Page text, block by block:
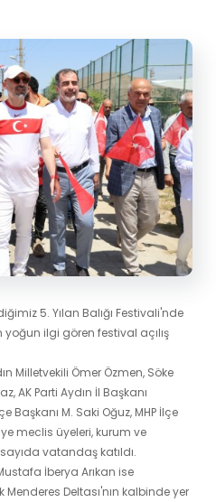
5. Yılan Balığı Festivali'nde
ilgi gören festival açılış
Milletvekili Ömer Özmen, Söke
AK Parti Aydın İl Başkanı
Başkanı M. Saki Oğuz, MHP İlçe
meclis üyeleri, kurum ve
vatandaş katıldı.
İberya Arıkan ise
Deltası'nın kalbinde yer